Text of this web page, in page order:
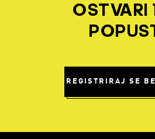
OSTVARI
REGISTRIRAJ SE